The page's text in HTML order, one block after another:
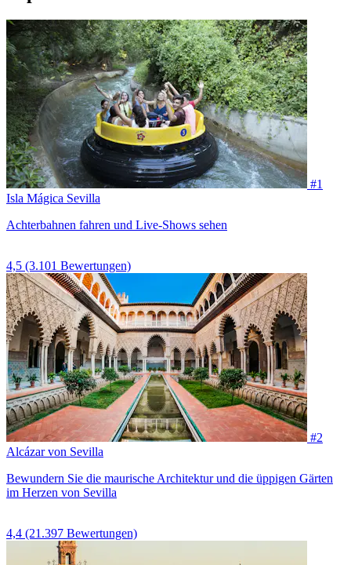
#1
Isla Mágica Sevilla
Achterbahnen fahren und Live-Shows sehen
4,5 (3.101 Bewertungen)
#2
Alcázar von Sevilla
Bewundern Sie die maurische Architektur und die üppigen Gärten
im Herzen von Sevilla
4,4 (21.397 Bewertungen)